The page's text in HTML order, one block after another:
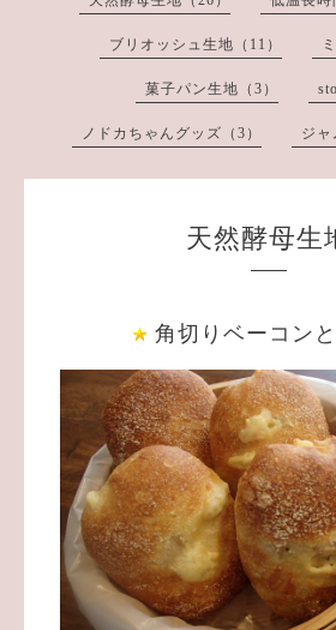
ブリオッシュ生地（11）
菓子パン生地（3）
ノドカちゃんグッズ（3） ジャ
天然酵母生
角切りベーコン